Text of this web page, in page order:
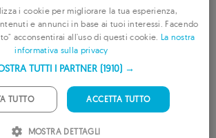
Pioneer
Engine
zhang
ENGLISH
PORTUGUESE
i cookie per migliorare la tua esperienza,
e annunci in base ai tuoi interessi. Facendo
acconsentirai all'uso di questi cookie. La nostra
informativa sulla privacy
TUTTI I PARTNER (1910) →
ACCETTA TUTTO
TUTTO
MOSTRA DETTAGLI